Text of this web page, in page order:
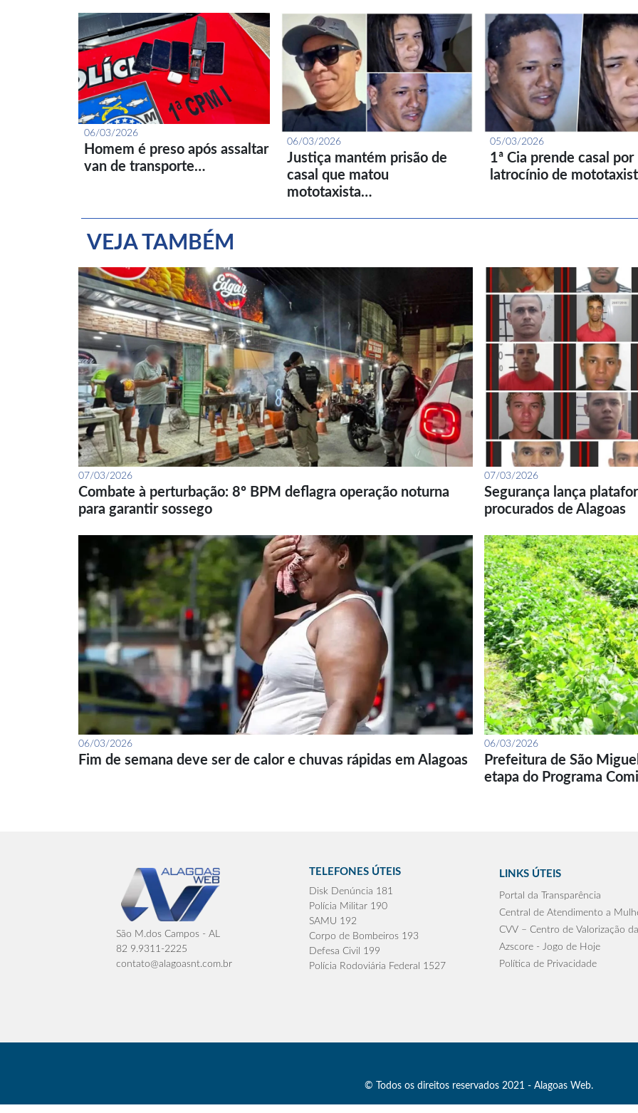
06/03/2026
Homem é preso após assaltar
van de transporte…
06/03/2026
Justiça mantém prisão de
casal que matou
mototaxista…
05/03/2026
1ª Cia prende casal por
latrocínio de
VEJA TAMBÉM
07/03/2026
Combate à perturbação: 8º BPM deflagra operação noturna
para garantir sossego
07/03/2026
Segurança lança
procurados de Alagoas
06/03/2026
Fim de semana deve ser de calor e chuvas rápidas em Alagoas
06/03/2026
Prefeitura de São
etapa do Programa
São M.dos Campos - AL
82 9.9311-2225
contato@alagoasnt.com.br
TELEFONES ÚTEIS
Disk Denúncia 181
Polícia Militar 190
SAMU 192
Corpo de Bombeiros 193
Defesa Civil 199
Polícia Rodoviária Federal 1527
LINKS ÚTEIS
Portal da Transparência
Central de Atendimento a
CVV – Centro de Valorização
Azscore - Jogo de Hoje
Política de Privacidade
© Todos os direitos reservados 2021 - Alagoas Web.